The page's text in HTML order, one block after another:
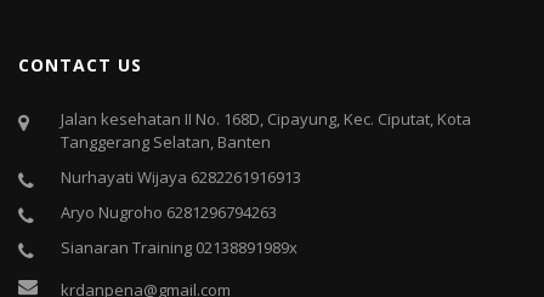
CONTACT US
Jalan kesehatan II No. 168D, Cipayung, Kec. Ciputat, Kota
Tanggerang Selatan, Banten
Nurhayati Wijaya 6282261916913
Aryo Nugroho 6281296794263
Sianaran Training 02138891989x
krdanpena@gmail.com